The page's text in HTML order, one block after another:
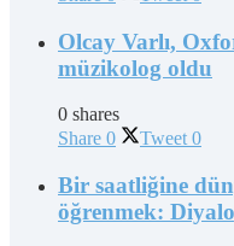
Olcay Varlı,
müzikolog oldu
0 shares
Share 0 Tweet 0
Bir saatliğine
öğrenmek: